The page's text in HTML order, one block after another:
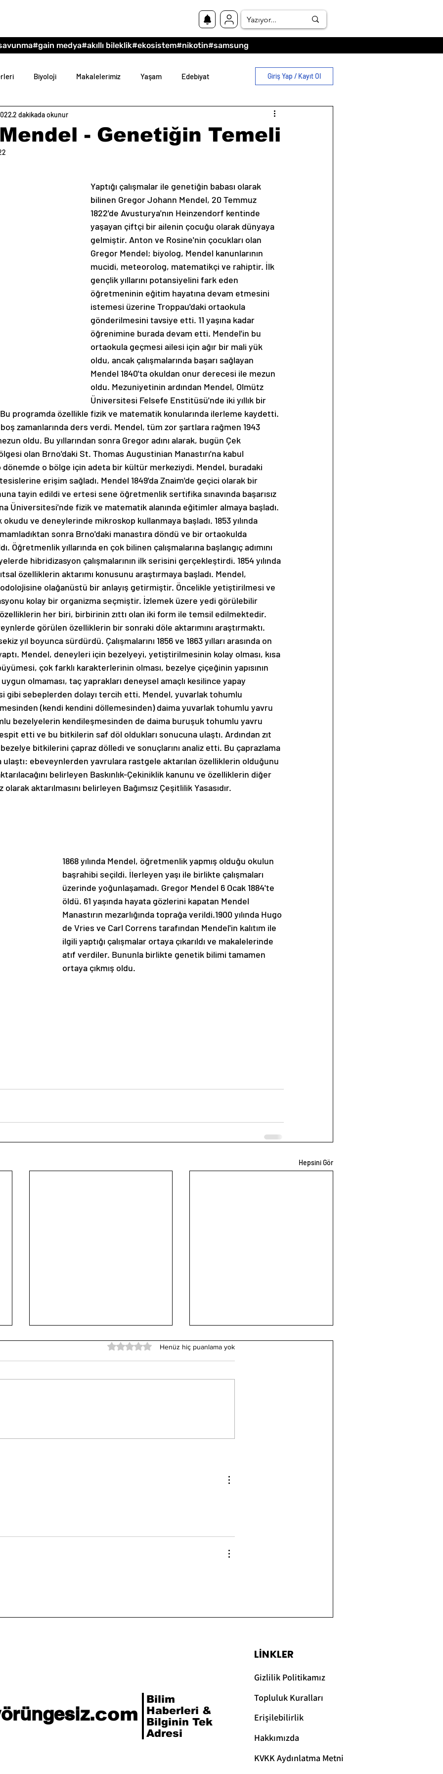
Biyoloji Makalelerimiz Yaşam Edebiyat
Felsefe
Giriş Yap / Kayıt Ol
- Genetiğin Temeli
2 dakikada okunur
Yaptığı çalışmalar ile genetiğin babası olarak
bilinen Gregor Johann Mendel, 20 Temmuz
1822'de Avusturya'nın Heinzendorf kentinde
yaşayan çiftçi bir ailenin çocuğu olarak dünyaya
gelmiştir. Anton ve Rosine'nin çocukları olan
Gregor Mendel; biyolog, Mendel kanunlarının
mucidi, meteorolog, matematikçi ve rahiptir. İlk
gençlik yıllarını potansiyelini fark eden
öğretmeninin eğitim hayatına devam etmesini
istemesi üzerine Troppau'daki ortaokula
gönderilmesini tavsiye etti. 11 yaşına kadar
öğrenimine burada devam etti. Mendel'in bu
ortaokula geçmesi ailesi için ağır bir mali yük
oldu, ancak çalışmalarında başarı sağlayan
Mendel 1840'ta okuldan onur derecesi ile mezun
oldu. Mezuniyetinin ardından Mendel, Olmütz
Üniversitesi Felsefe Enstitüsü'nde iki yıllık bir
programda özellikle fizik ve matematik konularında ilerleme kaydetti.
zamanlarında ders verdi. Mendel, tüm zor şartlara rağmen 1943
oldu. Bu yıllarından sonra Gregor adını alarak, bugün Çek
olan Brno'daki St. Thomas Augustinian Manastırı'na kabul
dönemde o bölge için adeta bir kültür merkeziydi. Mendel, buradaki
erişim sağladı. Mendel 1849'da Znaim'de geçici olarak bir
tayin edildi ve ertesi sene öğretmenlik sertifika sınavında başarısız
Üniversitesi'nde fizik ve matematik alanında eğitimler almaya başladı.
okudu ve deneylerinde mikroskop kullanmaya başladı. 1853 yılında
sonra Brno'daki manastıra döndü ve bir ortaokulda
Öğretmenlik yıllarında en çok bilinen çalışmalarına başlangıç adımını
hibridizasyon çalışmalarının ilk serisini gerçekleştirdi. 1854 yılında
özelliklerin aktarımı konusunu araştırmaya başladı. Mendel,
olağanüstü bir anlayış getirmiştir. Öncelikle yetiştirilmesi ve
kolay bir organizma seçmiştir. İzlemek üzere yedi görülebilir
her biri, birbirinin zıttı olan iki form ile temsil edilmektedir.
görülen özelliklerin bir sonraki döle aktarımını araştırmaktı.
yıl boyunca sürdürdü. Çalışmalarını 1856 ve 1863 yılları arasında on
Mendel, deneyleri için bezelyeyi, yetiştirilmesinin kolay olması, kısa
çok farklı karakterlerinin olması, bezelye çiçeğinin yapısının
olmaması, taç yaprakları deneysel amaçlı kesilince yapay
gibi sebeplerden dolayı tercih etti. Mendel, yuvarlak tohumlu
(kendi kendini döllemesinden) daima yuvarlak tohumlu yavru
bezelyelerin kendileşmesinden de daima buruşuk tohumlu yavru
etti ve bu bitkilerin saf döl oldukları sonucuna ulaştı. Ardından zıt
bitkilerini çapraz dölledi ve sonuçlarını analiz etti. Bu çaprazlama
ulaştı: ebeveynlerden yavrulara rastgele aktarılan özelliklerin olduğunu
belirleyen Baskınlık-Çekiniklik kanunu ve özelliklerin diğer
olarak aktarılmasını belirleyen Bağımsız Çeşitlilik Yasasıdır.
1868 yılında Mendel, öğretmenlik yapmış olduğu okulun
başrahibi seçildi. İlerleyen yaşı ile birlikte çalışmaları
üzerinde yoğunlaşamadı. Gregor Mendel 6 Ocak 1884'te
öldü. 61 yaşında hayata gözlerini kapatan Mendel
Manastırın mezarlığında toprağa verildi.1900 yılında Hugo
de Vries ve Carl Correns tarafından Mendel'in kalıtım ile
ilgili yaptığı çalışmalar ortaya çıkarıldı ve makalelerinde
atıf verdiler. Bununla birlikte genetik bilimi tamamen
ortaya çıkmış oldu.
Hepsini Gör
Bizi Yanıltır mı?
Gece Süreçlerini
5 üzerinden 0 yıldızHenüz hiç puanlama yok
#gain medya#akıllı bileklik#ekosistem#nikotin#samsung
LİNKLER
com
Bilim
Haberleri &
Bilginin Tek
Adresi
Gizlilik Politikamız
Topluluk Kuralları
Erişilebilirlik
Hakkımızda
KVKK Aydınlatma Metni